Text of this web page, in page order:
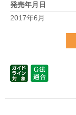
発売年月日
2017年6月